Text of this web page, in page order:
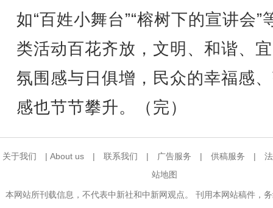
如“百姓小舞台”“榕树下的宣讲会”
类活动百花齐放，文明、和谐、
氛围感与日俱增，民众的幸福感
感也节节攀升。（完）
关于我们 | About us | 联系我们 | 广告服务 | 供稿服务 |
站地图
本网站所刊载信息，不代表中新社和中新网观点。 刊用本网站稿件，